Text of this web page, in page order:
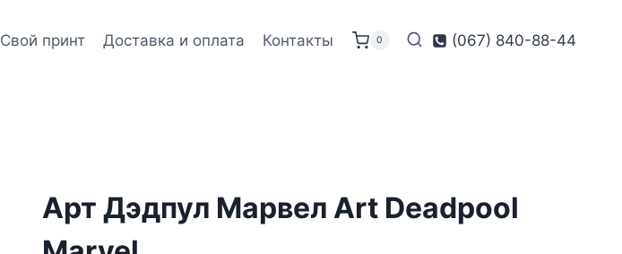
Свой принт Доставка и оплата Контакты 0 (067) 840-88-44
Арт Дэдпул Марвел Art Deadpool